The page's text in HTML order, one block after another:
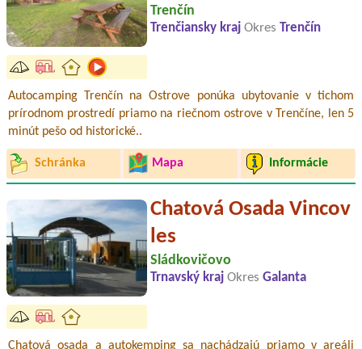
Trenčín
Trenčiansky kraj Okres Trenčín
Autocamping Trenčín na Ostrove ponúka ubytovanie v tichom
prírodnom prostredí priamo na riečnom ostrove v Trenčíne, len 5
minút pešo od historické..
Schránka Mapa Informácie
Chatová Osada Vincov
les
Sládkovičovo
Trnavský kraj Okres Galanta
Chatová osada a autokemping sa nachádzajú priamo v areáli